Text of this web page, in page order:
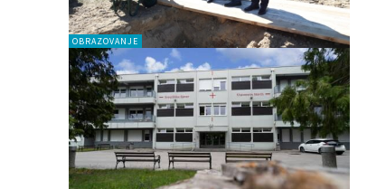
OBRAZOVANJE